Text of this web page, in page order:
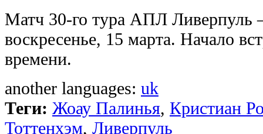
Матч 30-го тура АПЛ Ливерпуль
воскресенье, 15 марта. Начало
времени.
another languages: uk
Теги: Жоау Палинья, Кристиан
Тоттенхэм, Ливерпуль